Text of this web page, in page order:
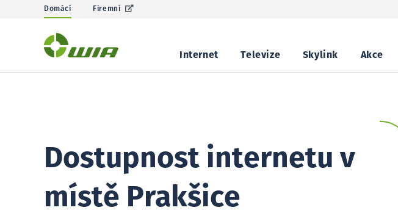
Domácí Firemní
Internet Televize Skylink Akce
Dostupnost internetu v
místě Prakšice